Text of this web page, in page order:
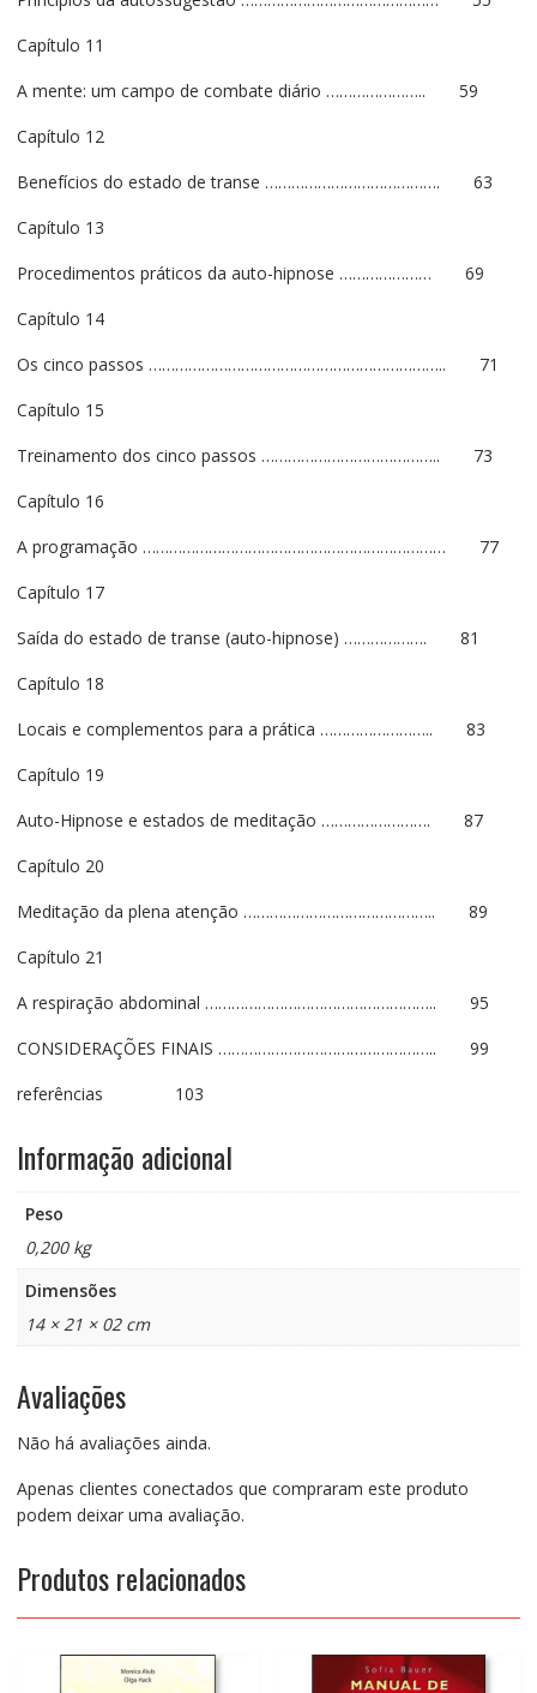
Capítulo 11
A mente: um campo de combate diário ………………….. 59
Capítulo 12
Benefícios do estado de transe …………………………………. 63
Capítulo 13
Procedimentos práticos da auto-hipnose ………………… 69
Capítulo 14
Os cinco passos ………………………………………………………….. 71
Capítulo 15
Treinamento dos cinco passos ………………………………….. 73
Capítulo 16
A programação …………………………………………………………… 77
Capítulo 17
Saída do estado de transe (auto-hipnose) ………………. 81
Capítulo 18
Locais e complementos para a prática …………………….. 83
Capítulo 19
Auto-Hipnose e estados de meditação ……………………. 87
Capítulo 20
Meditação da plena atenção …………………………………….. 89
Capítulo 21
A respiração abdominal …………………………………………….. 95
CONSIDERAÇÕES FINAIS ………………………………………….. 99
referências 103
Informação adicional
Peso
0,200 kg
Dimensões
14 × 21 × 02 cm
Avaliações
Não há avaliações ainda.
Apenas clientes conectados que compraram este produto
podem deixar uma avaliação.
Produtos relacionados